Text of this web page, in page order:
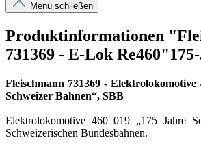
Menü schließen
Produktinformationen
731369 - E-Lok
Fleischmann 731369 - Elektrolokomotive
Schweizer Bahnen“, SBB
Elektrolokomotive 460 019 „175 Jahre
Schweizerischen Bundesbahnen.